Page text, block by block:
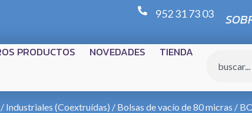
952 31 73 03
PRODUCTOS NOVEDADES TIENDA
Industriales (Coextruídas) / Bolsas de vacío de 80 micras /